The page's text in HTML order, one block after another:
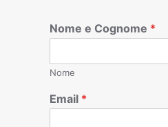
Nome e Cognome *
Nome
Email *